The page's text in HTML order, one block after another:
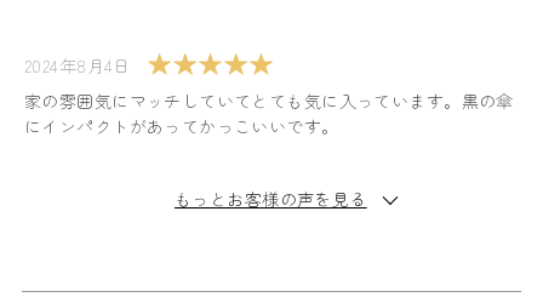
2024年8月4日
家の雰囲気にマッチしていてとても気に入っています。黒の傘
にインパクトがあってかっこいいです。